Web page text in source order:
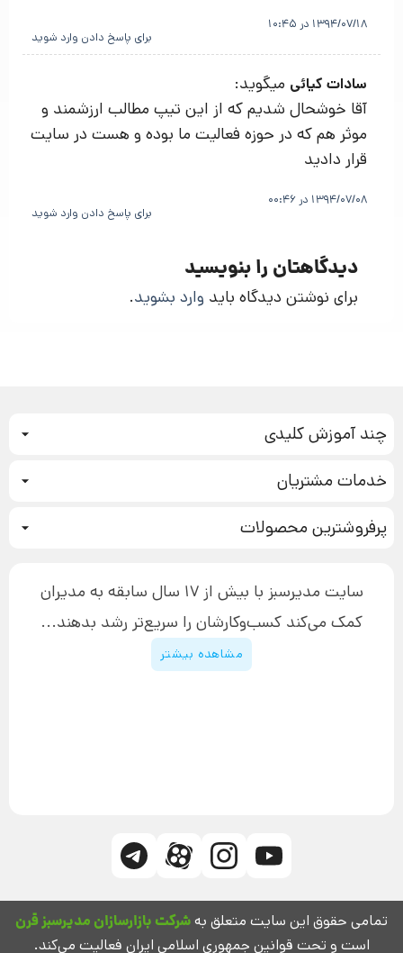
1394/07/18 در 10:45
برای پاسخ دادن وارد شوید
سادات کیائی میگوید:
آقا خوشحال شدیم که از این تیپ مطالب ارزشمند و
موثر هم که در حوزه فعالیت ما بوده و هست در سایت
قرار دادید
1394/07/08 در 00:46
برای پاسخ دادن وارد شوید
دیدگاهتان را بنویسید
برای نوشتن دیدگاه باید وارد بشوید.
چند آموزش کلیدی
بازاریابی عصبی
تبلیغ نویسی
افزایش عملکرد
چگونه کتاب بنویسیم
دوره اینستاگرام
خدمات مشتریان
آموزش دسترسی به دانلود فایل‌ها
پیگیری سفارش
پشتیبانی
قوانین و مقررات سایت
پرفروشترین محصولاتدوره جدید سیستم سازی
سایت مدیرسبز با بیش از 17 سال سابقه به مدیران
کمک می‌کند کسب‌و‌کارشان را سریع‌تر رشد بدهند...
مشاهده بیشتر
تمامی حقوق این سایت متعلق بهشرکت بازارسازان مدیرسبز قرن
است و تحت قوانین جمهوری اسلامی ایران فعالیت می‌کند.